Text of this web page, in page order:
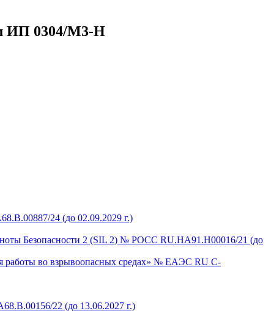
ИП 0304/М3-Н
24 (до 02.09.2029 г.)
Безопасности 2 (SIL 2) № РОСС RU.НA91.Н00016/21 (до
работы во взрывоопасных средах» № ЕАЭС RU C-
22 (до 13.06.2027 г.)